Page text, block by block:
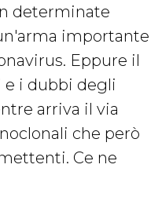
determinate
importante
Eppure il
i dubbi degli
arriva il via
che però
Ce ne